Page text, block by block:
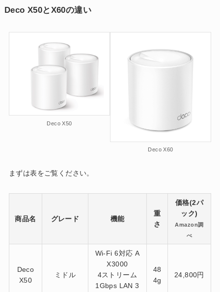
Deco X50とX60の違い
Deco X50
Deco X60
まずは表をご覧ください。
商品名 グレード 機能
重
さ
価格(2パ
ック)
Amazon調
べ
Deco
X50
ミドル
Wi-Fi 6対応 A
X3000
4ストリーム
1Gbps LAN 3
48
4g
24,800円